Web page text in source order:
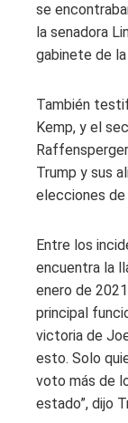
se
la senadora
gabinete de
También
Kemp, y el
Trump y sus
elecciones de
Entre los
encuentra la
enero de
principal
victoria de
esto. Solo
voto más de
estado”, dijo